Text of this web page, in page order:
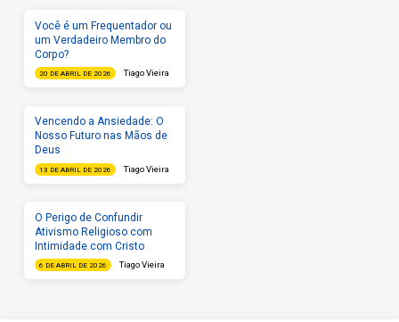
Você é um Frequentador ou
um Verdadeiro Membro do
Corpo?
20 DE ABRIL DE 2026 Tiago Vieira
Vencendo a Ansiedade: O
Nosso Futuro nas Mãos de
Deus
13 DE ABRIL DE 2026 Tiago Vieira
O Perigo de Confundir
Ativismo Religioso com
Intimidade com Cristo
6 DE ABRIL DE 2026 Tiago Vieira